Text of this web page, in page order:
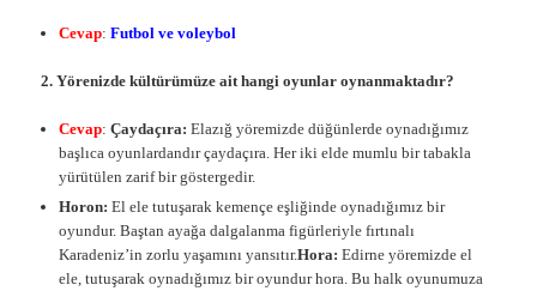
Cevap:Futbol ve voleybol
2. Yörenizde kültürümüze ait hangi oyunlar oynanmaktadır?
Cevap:Çaydaçıra: Elazığ yöremizde düğünlerde oynadığımız
başlıca oyunlardandır çaydaçıra. Her iki elde mumlu bir tabakla
yürütülen zarif bir göstergedir.
Horon: El ele tutuşarak kemençe eşliğinde oynadığımız bir
oyundur. Baştan ayağa dalgalanma figürleriyle fırtınalı
Karadeniz’in zorlu yaşamını yansıtır.Hora: Edirne yöremizde el
ele, tutuşarak oynadığımız bir oyundur hora. Bu halk oyunumuza